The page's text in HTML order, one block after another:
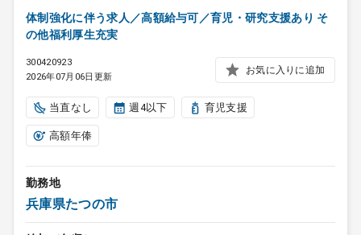
体制強化に伴う求人／高額給与可／育児・研究支援あり そ
の他福利厚生充実
300420923
2026年07月06日更新
お気に入りに追加
当直なし 週4以下 育児支援
高額年俸
勤務地
兵庫県たつの市